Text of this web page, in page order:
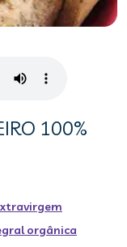
100%
orgânica